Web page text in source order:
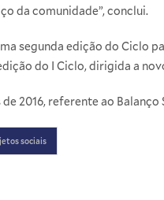
da comunidade”, conclui.
segunda edição do Ciclo
do I Ciclo, dirigida a
2016, referente ao Balanço
sociais